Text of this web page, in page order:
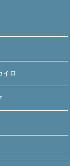
イロ